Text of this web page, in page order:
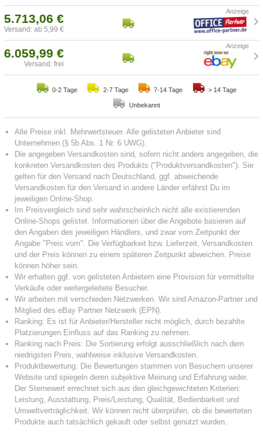
5.713,06 €
Versand: ab 5,99 €
6.059,99 €
Versand: frei
0-2 Tage 2-7 Tage 7-14 Tage > 14 Tage
Unbekannt